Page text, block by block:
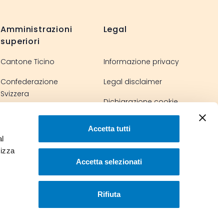
Accetta tutti
Accetta selezionati
Rifiuta
Amministrazioni
superiori
Cantone Ticino
Confederazione
Svizzera
Parlamento svizzero
Legal
Informazione privacy
Legal disclaimer
Dichiarazione cookie